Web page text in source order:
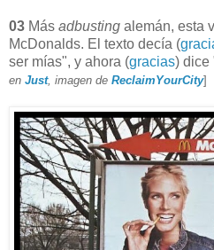
03 Más adbusting alemán, esta
McDonalds. El texto decía (
ser mías", y ahora (gracias) dice
en Just, imagen de ReclaimYourCity]